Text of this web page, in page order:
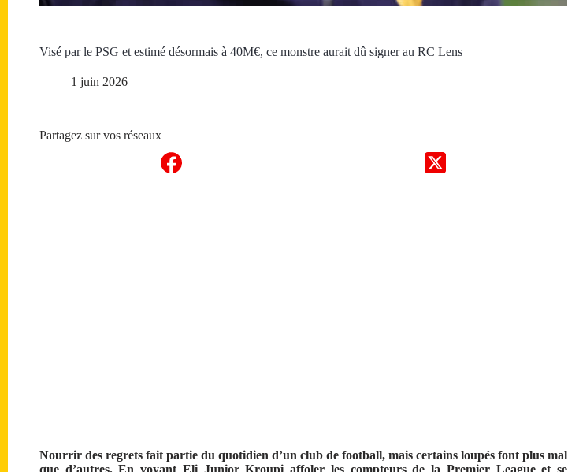
Visé par le PSG et estimé désormais à 40M€, ce monstre aurait dû signer au RC Lens
1 juin 2026
Partagez sur vos réseaux
Nourrir des regrets fait partie du quotidien d’un club de football, mais certains loupés font plus mal
que d’autres. En voyant Eli Junior Kroupi affoler les compteurs de la Premier League et se